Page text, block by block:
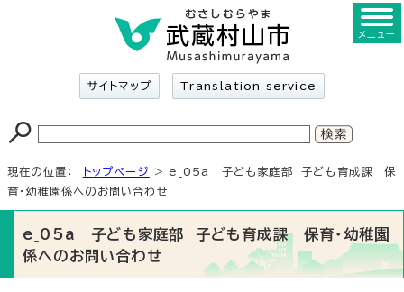
サイトマップ Translation service
メニュー
現在の位置： トップページ
> e_05a 子ども家庭部 子ども育成課 保
育・幼稚園係へのお問い合わせ
e_05a 子ども家庭部 子ども育成課 保育・幼稚園
係へのお問い合わせ